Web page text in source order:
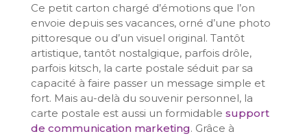
Ce petit carton chargé d’émotions que l’on
envoie depuis ses vacances, orné d’une photo
pittoresque ou d’un visuel original. Tantôt
artistique, tantôt nostalgique, parfois drôle,
parfois kitsch, la carte postale séduit par sa
capacité à faire passer un message simple et
fort. Mais au-delà du souvenir personnel, la
carte postale est aussi un formidable support
de communication marketing. Grâce à